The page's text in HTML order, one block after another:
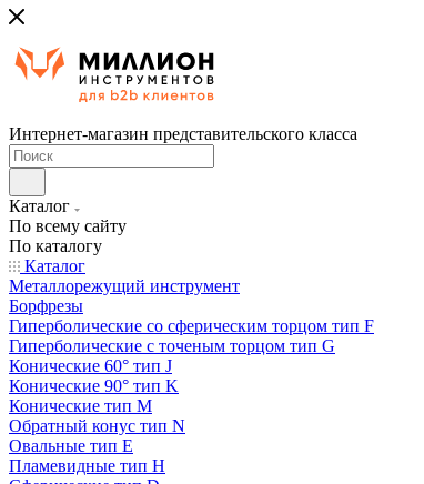
Интернет-магазин представительского класса
Каталог
По всему сайту
По каталогу
Каталог
Металлорежущий инструмент
Борфрезы
Гиперболические cо сферическим торцом тип F
Гиперболические с точеным торцом тип G
Конические 60° тип J
Конические 90° тип K
Конические тип M
Обратный конус тип N
Овальные тип E
Пламевидные тип H